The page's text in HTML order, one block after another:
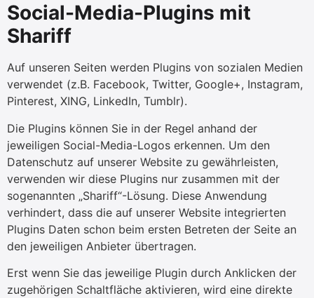
Social-Media-Plugins mit
Shariff
Auf unseren Seiten werden Plugins von sozialen Medien
verwendet (z.B. Facebook, Twitter, Google+, Instagram,
Pinterest, XING, LinkedIn, Tumblr).
Die Plugins können Sie in der Regel anhand der
jeweiligen Social-Media-Logos erkennen. Um den
Datenschutz auf unserer Website zu gewährleisten,
verwenden wir diese Plugins nur zusammen mit der
sogenannten „Shariff“-Lösung. Diese Anwendung
verhindert, dass die auf unserer Website integrierten
Plugins Daten schon beim ersten Betreten der Seite an
den jeweiligen Anbieter übertragen.
Erst wenn Sie das jeweilige Plugin durch Anklicken der
zugehörigen Schaltfläche aktivieren, wird eine direkte